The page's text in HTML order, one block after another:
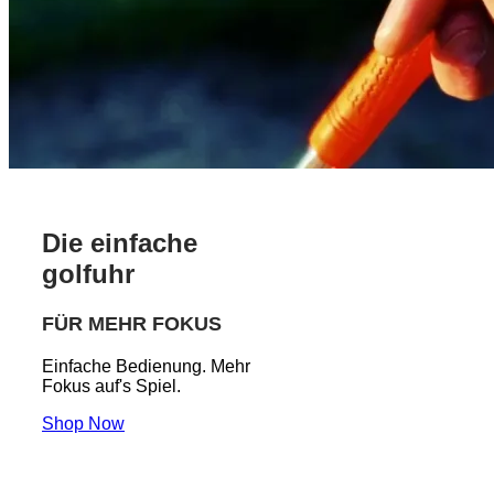
Die einfache
golfuhr
FÜR MEHR FOKUS
Einfache Bedienung. Mehr
Fokus auf's Spiel.
Shop Now